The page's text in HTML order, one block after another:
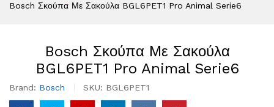
Bosch Σκούπα Με Σακούλα BGL6PET1 Pro Animal Serie6
Bosch Σκούπα Με Σακούλα
BGL6PET1 Pro Animal Serie6
Brand: Bosch SKU: BGL6PET1